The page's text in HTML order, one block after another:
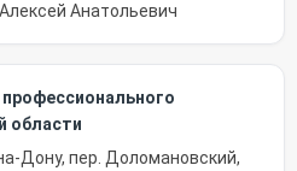
Анатольевич
области
Дону, пер. Доломановский,